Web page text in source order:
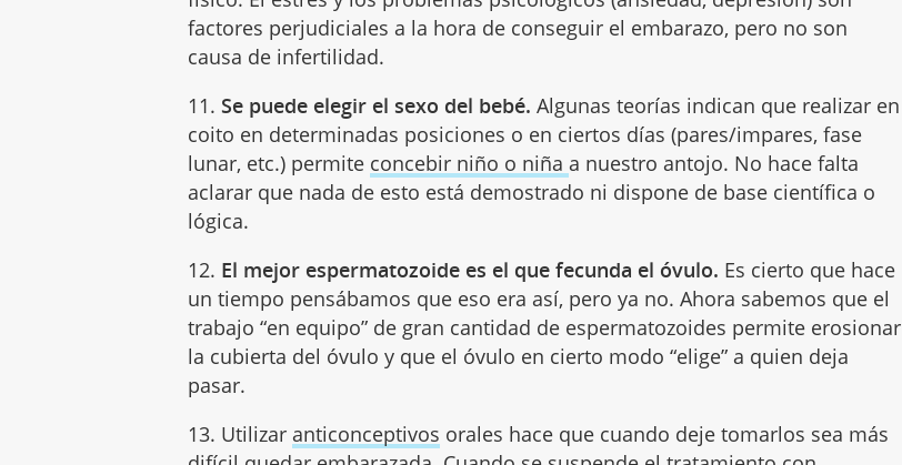
factores perjudiciales a la hora de conseguir el embarazo, pero no son
causa de infertilidad.
11.Se puede elegir el sexo del bebé. Algunas teorías indican que realizar en
coito en determinadas posiciones o en ciertos días (pares/impares, fase
lunar, etc.) permite concebir niño o niña a nuestro antojo. No hace falta
aclarar que nada de esto está demostrado ni dispone de base científica o
lógica.
12. El mejor espermatozoide es el que fecunda el óvulo. Es cierto que hace
un tiempo pensábamos que eso era así, pero ya no. Ahora sabemos que el
trabajo “en equipo” de gran cantidad de espermatozoides permite erosionar
la cubierta del óvulo y que el óvulo en cierto modo “elige” a quien deja
pasar.
13. Utilizar anticonceptivos orales hace que cuando deje tomarlos sea más